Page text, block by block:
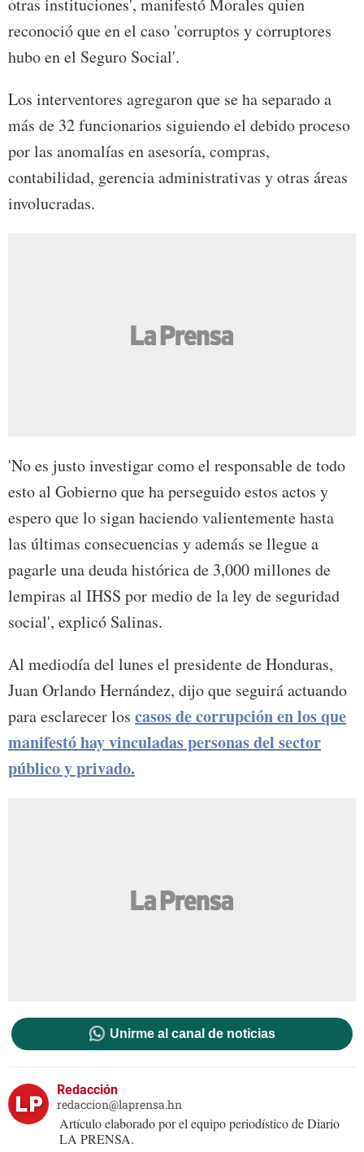
reconoció que en el caso 'corruptos y corruptores
hubo en el Seguro Social'.
Los interventores agregaron que se ha separado a
más de 32 funcionarios siguiendo el debido proceso
por las anomalías en asesoría, compras,
contabilidad, gerencia administrativas y otras áreas
involucradas.
'No es justo investigar como el responsable de todo
esto al Gobierno que ha perseguido estos actos y
espero que lo sigan haciendo valientemente hasta
las últimas consecuencias y además se llegue a
pagarle una deuda histórica de 3,000 millones de
lempiras al IHSS por medio de la ley de seguridad
social', explicó Salinas.
Al mediodía del lunes el presidente de Honduras,
Juan Orlando Hernández, dijo que seguirá actuando
para esclarecer los casos de corrupción en los que
manifestó hay vinculadas personas del sector
público y privado.
Unirme al canal de noticias
Redacción
redaccion@laprensa.hn
Artículo elaborado por el equipo periodístico de Diario
LA PRENSA.